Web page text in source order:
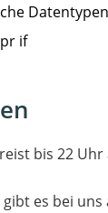
if
bis 22
es bei